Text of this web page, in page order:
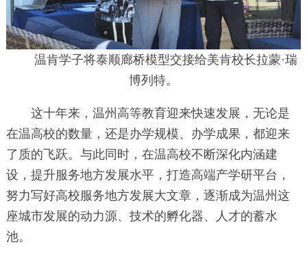
温肯学子将泰顺廊桥模型交接给美肯校长拉蒙·瑞
博列特。
这十年来，温州高等教育迎来快速发展，无论是
在温高校的数量，还是办学规模、办学成果，都迎来
了质的飞跃。与此同时，在温高校不断深化内涵建
设，提升服务地方发展水平，打造高端产学研平台，
努力写好高校服务地方发展大文章，逐渐成为温州这
座城市发展的动力源、技术的孵化器、人才的蓄水
池。